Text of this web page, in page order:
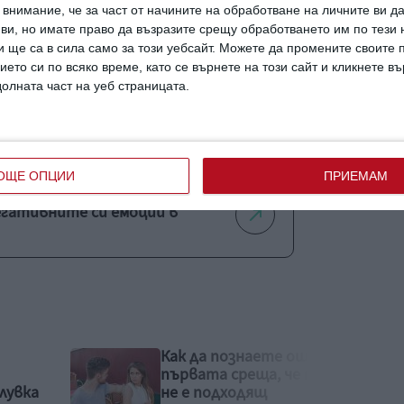
че за част от начините на обработване на личните ви
ви, но имате право да възразите срещу обработването им по тези
ще са в сила само за този уебсайт. Можете да промените своите
си по всяко време, като се върнете на този сайт и кликнете
част на уеб страницата.
ОПЦИИ ПРИЕМАМ
годишните
ни
си емоции в
на
Пробвайте да
успокоите детето с
най-добрите техники